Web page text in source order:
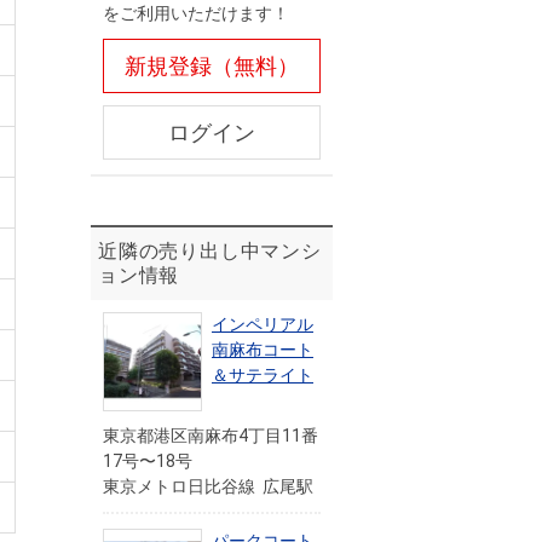
をご利用いただけます！
新規登録（無料）
ログイン
近隣の売り出し中マンシ
ョン情報
インペリアル
南麻布コート
＆サテライト
東京都港区南麻布4丁目11番
17号〜18号
東京メトロ日比谷線 広尾駅